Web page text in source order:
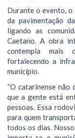
Durante o evento,
da pavimentação
ligando as
Caetano. A obra
contempla mais
fortalecendo a
município.
“O catarinense não
que a gente está
pessoas. Essa
para quem
todos os dias.